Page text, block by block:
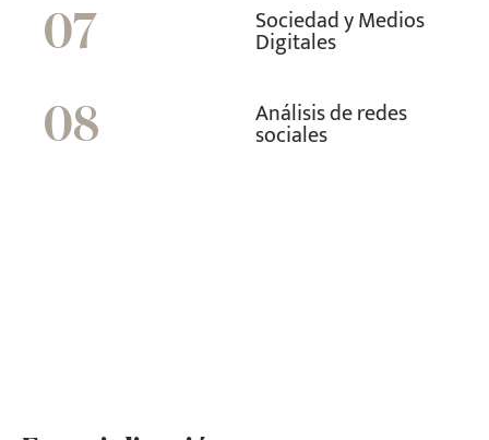
07 Sociedad y Medios
Digitales
08 Análisis de redes
sociales